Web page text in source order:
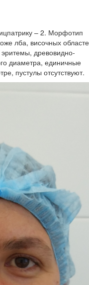
– 2. Морфотип
лба, височных
древовидно-
диаметра, единичные
пустулы отсутствуют.